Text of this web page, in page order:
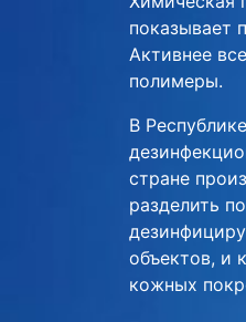
показывает
Активнее
полимеры.
В
стране
разделить
объектов, и
кожных